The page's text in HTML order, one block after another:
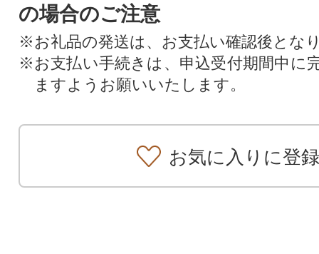
の場合のご注意
※お礼品の発送は、お支払い確認後とな
※お支払い手続きは、申込受付期間中に
ますようお願いいたします。
お気に入りに登録